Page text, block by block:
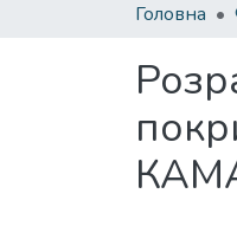
Головна